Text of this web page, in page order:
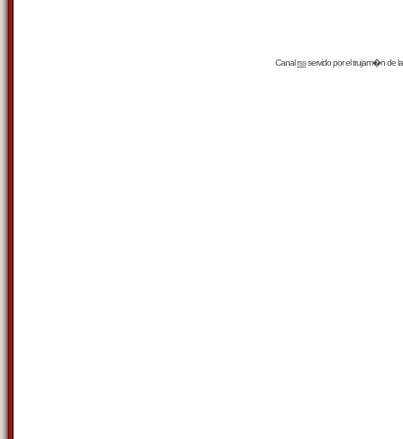
Canalrssservido por eltrujam�nde